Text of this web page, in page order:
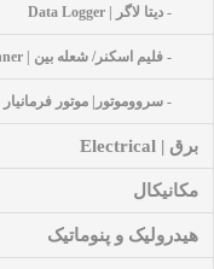
- دیتا لاگر | Data Logger
- فلیم اسکنر/ شعله بین | Flame Scanner
- سرووموتور| موتور فرمانیار | Servomotors
برق | Electrical
مکانیکال
هیدرولیک و پنوماتیک